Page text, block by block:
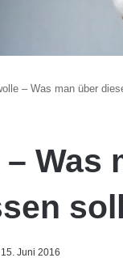
– Was man über
Was
Juni 2016